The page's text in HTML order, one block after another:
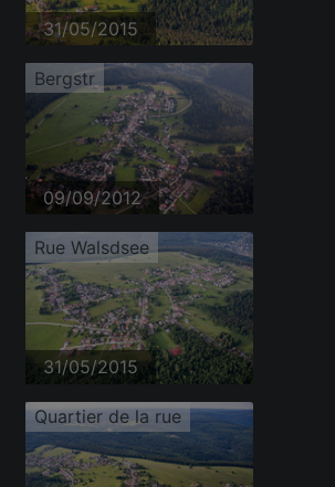
31/05/2015
Bergstr
09/09/2012
Rue Walsdsee
31/05/2015
Quartier de la rue